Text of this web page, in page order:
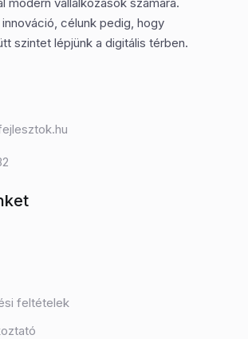
célunk pedig, hogy
szintet lépjünk a digitális térben.
feltételek